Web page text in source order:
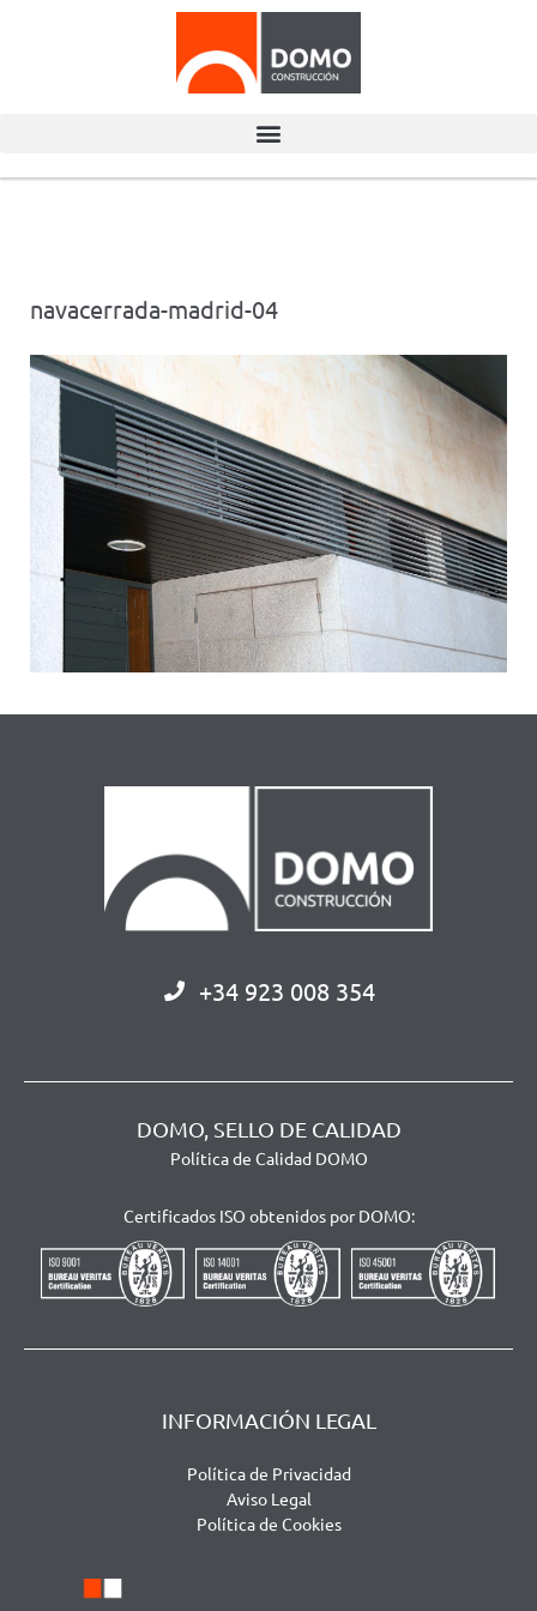
navacerrada-madrid-04
+34 923 008 354
DOMO, SELLO DE CALIDAD
Política de Calidad DOMO
Certificados ISO obtenidos por DOMO:
INFORMACIÓN LEGAL
Política de Privacidad
Aviso Legal
Política de Cookies